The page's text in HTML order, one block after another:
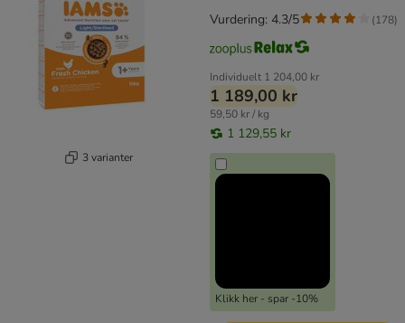
3 varianter
Individuelt 1 204,00 kr
1 189,00 kr
59,50 kr / kg
1 129,55 kr
Klikk her - spar -10%
Vurdering: 4.3/5 (178)